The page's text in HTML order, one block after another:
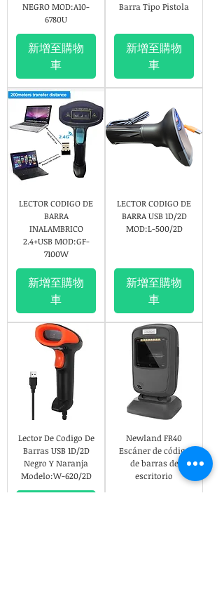
NEGRO MOD:A10-
6780U
新增至購物
車
Barra Tipo Pistola
新增至購物
車
LECTOR CODIGO DE
BARRA
INALAMBRICO
2.4+USB MOD:GF-
7100W
新增至購物
車
LECTOR CODIGO DE
BARRA USB 1D/2D
MOD:L-500/2D
新增至購物
車
Lector De Codigo De
Barras USB 1D/2D
Negro Y Naranja
Modelo:W-620/2D
Newland FR40
Escáner de código
de barras de
escritorio